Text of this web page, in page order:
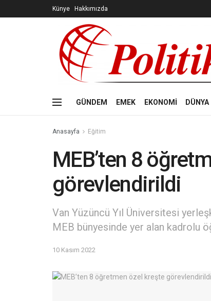
Künye Hakkımızda
GÜNDEM EMEK EKONOMİ DÜNYA
Anasayfa Eğitim
MEB’ten 8
görevlendirildi
Van Yüzüncü Yıl Üniversitesi
MEB bünyesinde yer alan kadrolu
10 Kasım 2022